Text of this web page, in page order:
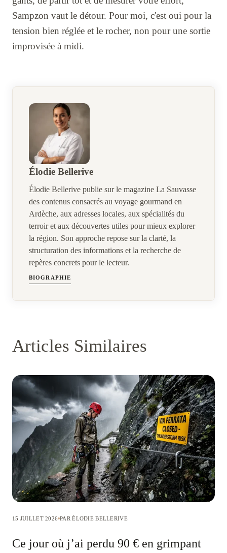
Sampzon vaut le détour. Pour moi, c'est oui pour la
tension bien réglée et le rocher, non pour une sortie
improvisée à midi.
Élodie Bellerive
Élodie Bellerive publie sur le magazine La Sauvasse
des contenus consacrés au voyage gourmand en
Ardèche, aux adresses locales, aux spécialités du
terroir et aux découvertes utiles pour mieux explorer
la région. Son approche repose sur la clarté, la
structuration des informations et la recherche de
repères concrets pour le lecteur.
BIOGRAPHIE
Articles Similaires
15 JUILLET 2026 PAR ÉLODIE BELLERIVE
Ce jour où j’ai perdu 90 € en grimpant